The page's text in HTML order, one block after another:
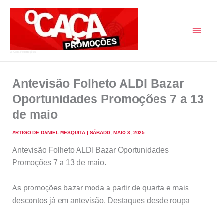
Antevisão Folheto ALDI Bazar
Oportunidades Promoções 7 a 13
de maio
ARTIGO DE DANIEL MESQUITA | SÁBADO, MAIO 3, 2025
Antevisão Folheto ALDI Bazar Oportunidades
Promoções 7 a 13 de maio.
As promoções bazar moda a partir de quarta e mais
descontos já em antevisão. Destaques desde roupa